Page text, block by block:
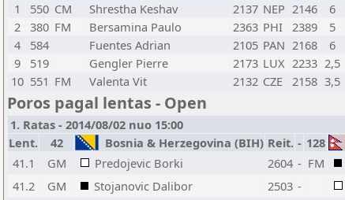
1
550 CM Shrestha Keshav 2137 NEP 2146 6
2
380 FM Bersamina Paulo 2363 PHI 2389 5
4
584 Fuentes Adrian 2105 PAN 2168 6
9
519 Gengler Pierre 2173 LUX 2233 2,5
10 551 FM Valenta Vit 2132 CZE 2158 3,5
Poros pagal lentas - Open
1. Ratas - 2014/08/02 nuo 15:00
Lent.
42 Bosnia & Herzegovina (BIH) Reit. - 128
41.1
GM Predojevic Borki 2604 - FM
41.2
GM Stojanovic Dalibor 2503 -